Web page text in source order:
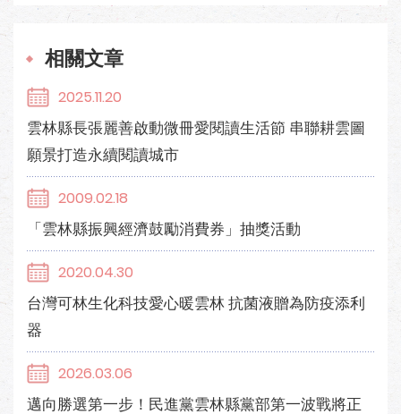
相關文章
2025.11.20
雲林縣長張麗善啟動微冊愛閱讀生活節 串聯耕雲圖
願景打造永續閱讀城市
2009.02.18
「雲林縣振興經濟鼓勵消費券」抽獎活動
2020.04.30
台灣可林生化科技愛心暖雲林 抗菌液贈為防疫添利
器
2026.03.06
邁向勝選第一步！民進黨雲林縣黨部第一波戰將正